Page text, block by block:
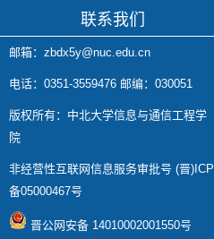
联系我们
邮箱：zbdx5y@nuc.edu.cn
电话：0351-3559476 邮编：030051
版权所有：中北大学信息与通信工程学
院
非经营性互联网信息服务审批号 (晋)ICP
备05000467号
晋公网安备 14010002001550号